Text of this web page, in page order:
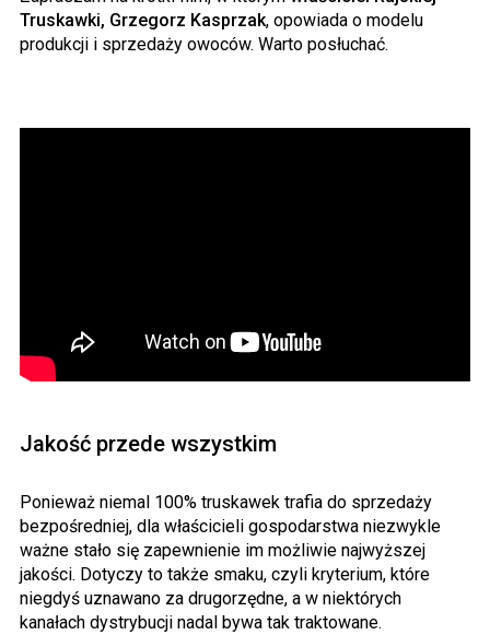
Truskawki, Grzegorz Kasprzak, opowiada o modelu
produkcji i sprzedaży owoców. Warto posłuchać.
Jakość przede wszystkim
Ponieważ niemal 100% truskawek trafia do sprzedaży
bezpośredniej, dla właścicieli gospodarstwa niezwykle
ważne stało się zapewnienie im możliwie najwyższej
jakości. Dotyczy to także smaku, czyli kryterium, które
niegdyś uznawano za drugorzędne, a w niektórych
kanałach dystrybucji nadal bywa tak traktowane.